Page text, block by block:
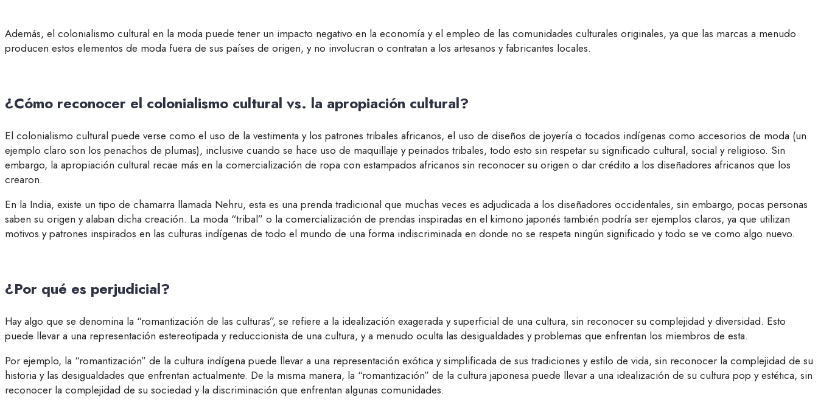
Además, el colonialismo cultural en la moda puede tener un impacto negativo en la economía y el empleo de las comunidades culturales originales, ya que las marcas a menudo
producen estos elementos de moda fuera de sus países de origen, y no involucran o contratan a los artesanos y fabricantes locales.
¿Cómo reconocer el colonialismo cultural vs. la apropiación cultural?
El colonialismo cultural puede verse como el uso de la vestimenta y los patrones tribales africanos, el uso de diseños de joyería o tocados indígenas como accesorios de moda (un
ejemplo claro son los penachos de plumas), inclusive cuando se hace uso de maquillaje y peinados tribales, todo esto sin respetar su significado cultural, social y religioso. Sin
embargo, la apropiación cultural recae más en la comercialización de ropa con estampados africanos sin reconocer su origen o dar crédito a los diseñadores africanos que los
crearon.
En la India, existe un tipo de chamarra llamada Nehru, esta es una prenda tradicional que muchas veces es adjudicada a los diseñadores occidentales, sin embargo, pocas personas
saben su origen y alaban dicha creación. La moda “tribal” o la comercialización de prendas inspiradas en el kimono japonés también podría ser ejemplos claros, ya que utilizan
motivos y patrones inspirados en las culturas indígenas de todo el mundo de una forma indiscriminada en donde no se respeta ningún significado y todo se ve como algo nuevo.
¿Por qué es perjudicial?
Hay algo que se denomina la “romantización de las culturas”, se refiere a la idealización exagerada y superficial de una cultura, sin reconocer su complejidad y diversidad. Esto
puede llevar a una representación estereotipada y reduccionista de una cultura, y a menudo oculta las desigualdades y problemas que enfrentan los miembros de esta.
Por ejemplo, la “romantización” de la cultura indígena puede llevar a una representación exótica y simplificada de sus tradiciones y estilo de vida, sin reconocer la complejidad de su
historia y las desigualdades que enfrentan actualmente. De la misma manera, la “romantización” de la cultura japonesa puede llevar a una idealización de su cultura pop y estética, sin
reconocer la complejidad de su sociedad y la discriminación que enfrentan algunas comunidades.